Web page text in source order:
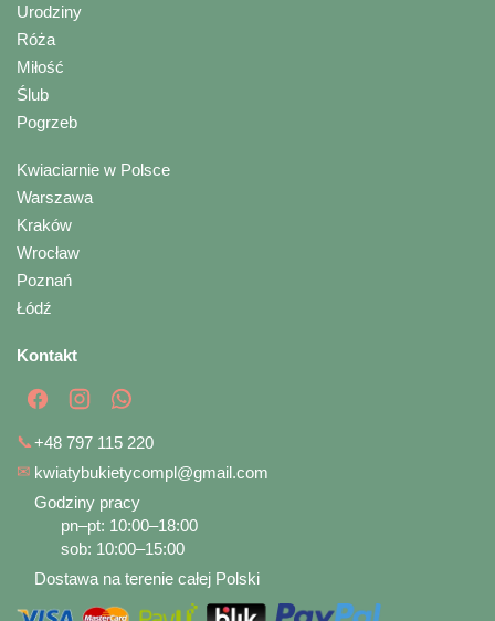
Urodziny
Róża
Miłość
Ślub
Pogrzeb
Kwiaciarnie w Polsce
Warszawa
Kraków
Wrocław
Poznań
Łódź
Kontakt
📞+48 797 115 220
✉ kwiatybukietycompl@gmail.com
Godziny pracy
pn–pt: 10:00–18:00
sob: 10:00–15:00
Dostawa na terenie całej Polski